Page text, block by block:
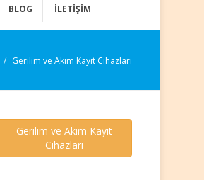
BLOG İLETİŞİM
Gerilim ve Akım Kayıt Cihazları
Gerilim ve Akım Kayıt
Cihazları